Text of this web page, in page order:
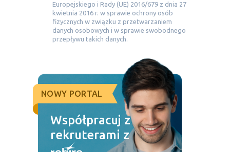
Europejskiego i Rady (UE) 2016/679 z dnia 27
kwietnia 2016 r. w sprawie ochrony osób
fizycznych w związku z przetwarzaniem
danych osobowych i w sprawie swobodnego
przepływu takich danych.
NOWY PORTAL
Współpracuj z
rekruterami z